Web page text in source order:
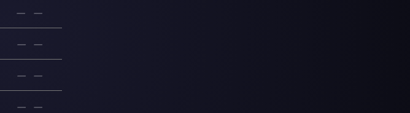
— —
— —
— —
— —